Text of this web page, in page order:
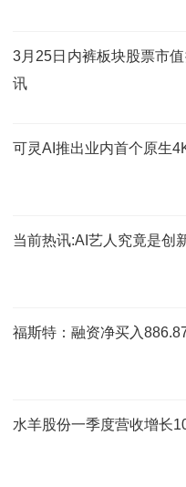
3月25日内裤板块股票市
讯
可灵AI推出业内首个原生
当前热讯:AI艺人究竟是创
福斯特：融资净买入
水羊股份一季度营收增长